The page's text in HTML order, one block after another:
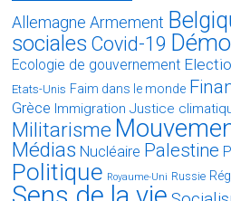
Allemagne Armement
sociales Covid-19
Ecologie de gouvernement
Etats-Unis Faim dans le monde
Grèce Immigration Justice
Militarisme
Médias Nucléaire Palestine
Politique Royaume-Uni Russie